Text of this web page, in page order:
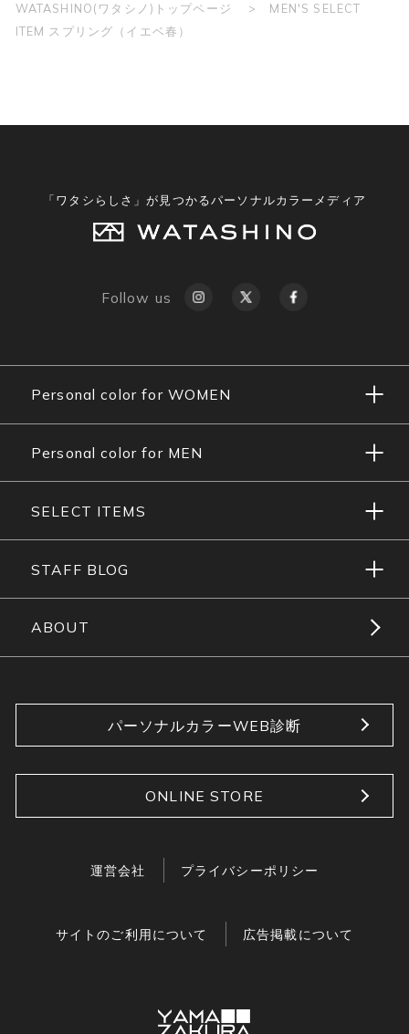
WATASHINO(ワタシノ)トップページ
MEN'S SELECT
ITEM スプリング（イエベ春）
「ワタシらしさ」が見つかるパーソナルカラーメディア
Follow us
Personal color for WOMEN
Personal color for MEN
SELECT ITEMS
STAFF BLOG
ABOUT
パーソナルカラーWEB診断
ONLINE STORE
運営会社 プライバシーポリシー
サイトのご利用について 広告掲載について